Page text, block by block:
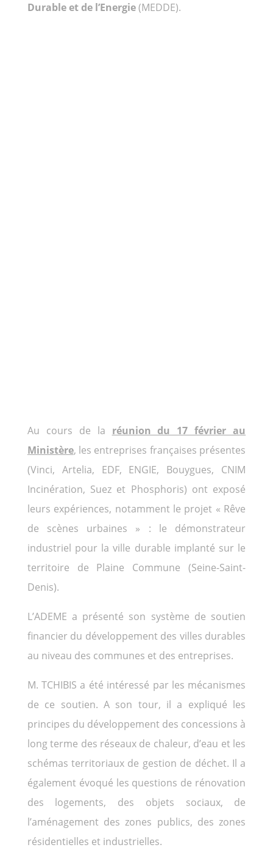
Durable et de l’Energie(MEDDE).
Au cours de la réunion du 17 février au
Ministère, les entreprises françaises présentes
(Vinci, Artelia, EDF, ENGIE, Bouygues, CNIM
Incinération, Suez et Phosphoris) ont exposé
leurs expériences, notamment le projet « Rêve
de scènes urbaines » : le démonstrateur
industriel pour la ville durable implanté sur le
territoire de Plaine Commune (Seine-Saint-
Denis).
L’ADEME a présenté son système de soutien
financier du développement des villes durables
au niveau des communes et des entreprises.
M. TCHIBIS a été intéressé par les mécanismes
de ce soutien. A son tour, il a expliqué les
principes du développement des concessions à
long terme des réseaux de chaleur, d’eau et les
schémas territoriaux de gestion de déchet. Il a
également évoqué les questions de rénovation
des logements, des objets sociaux, de
l’aménagement des zones publics, des zones
résidentielles et industrielles.